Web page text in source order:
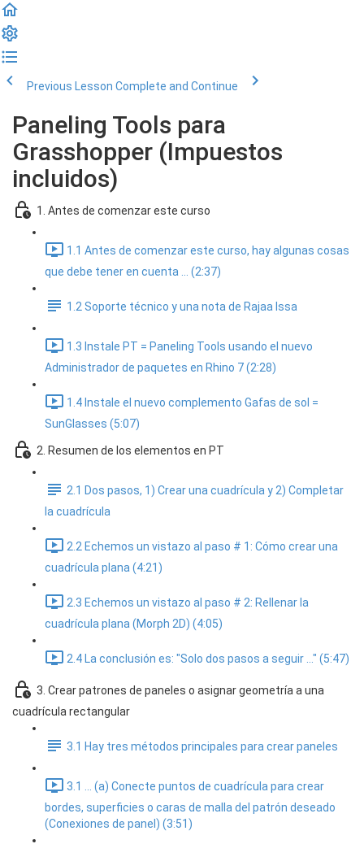
Previous Lesson Complete and Continue
Paneling Tools para
Grasshopper (Impuestos
incluidos)
1. Antes de comenzar este curso
1.1 Antes de comenzar este curso, hay algunas cosas
que debe tener en cuenta ... (2:37)
1.2 Soporte técnico y una nota de Rajaa Issa
1.3 Instale PT = Paneling Tools usando el nuevo
Administrador de paquetes en Rhino 7 (2:28)
1.4 Instale el nuevo complemento Gafas de sol =
SunGlasses (5:07)
2. Resumen de los elementos en PT
2.1 Dos pasos, 1) Crear una cuadrícula y 2) Completar
la cuadrícula
2.2 Echemos un vistazo al paso # 1: Cómo crear una
cuadrícula plana (4:21)
2.3 Echemos un vistazo al paso # 2: Rellenar la
cuadrícula plana (Morph 2D) (4:05)
2.4 La conclusión es: "Solo dos pasos a seguir ..." (5:47)
3. Crear patrones de paneles o asignar geometría a una
cuadrícula rectangular
3.1 Hay tres métodos principales para crear paneles
3.1 ... (a) Conecte puntos de cuadrícula para crear
bordes, superficies o caras de malla del patrón deseado
(Conexiones de panel) (3:51)